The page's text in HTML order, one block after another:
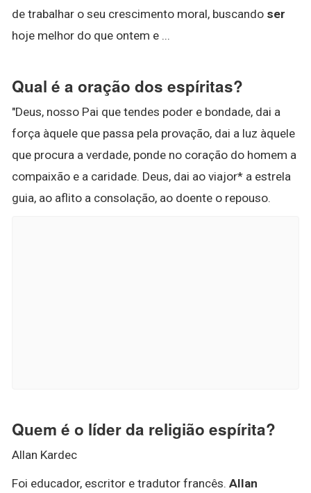
de trabalhar o seu crescimento moral, buscando ser
hoje melhor do que ontem e ...
Qual é a oração dos espíritas?
"Deus, nosso Pai que tendes poder e bondade, dai a
força àquele que passa pela provação, dai a luz àquele
que procura a verdade, ponde no coração do homem a
compaixão e a caridade. Deus, dai ao viajor* a estrela
guia, ao aflito a consolação, ao doente o repouso.
Quem é o líder da religião espírita?
Allan Kardec
Foi educador, escritor e tradutor francês. Allan